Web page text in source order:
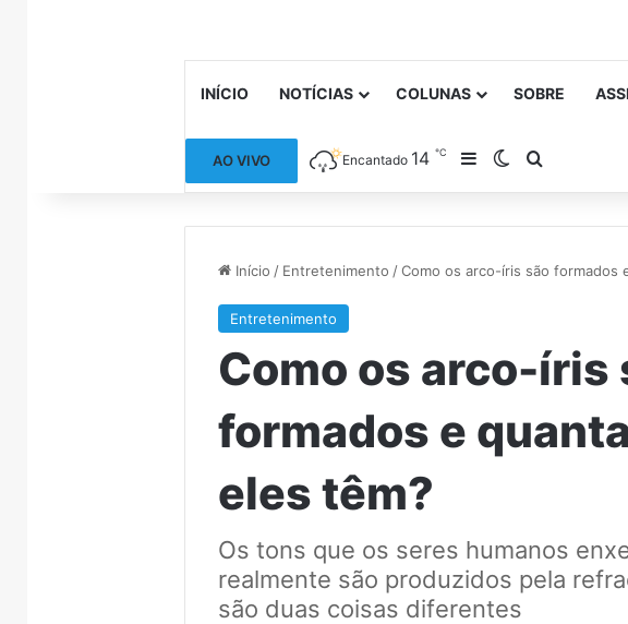
INÍCIO NOTÍCIAS COLUNAS SOBRE
AO VIVO Encantado 14℃ Barra Lateral
Switch skin
Início / Entretenimento / Como os arco-íris são formados
Entretenimento
Como os arco-íris
formados e
eles têm?
Os tons que os seres humanos
realmente são produzidos pela
são duas coisas diferentes